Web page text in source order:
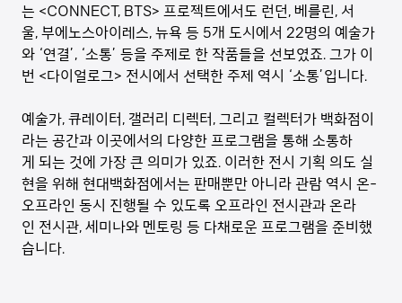
는 <CONNECT, BTS> 프로젝트에서도 런던, 베를린, 서
울, 부에노스아이레스, 뉴욕 등 5개 도시에서 22명의 예술가
와 ‘연결’, ‘소통’ 등을 주제로 한 작품들을 선보였죠. 그가 이
번 <다이얼로그> 전시에서 선택한 주제 역시 ‘소통’입니다.
예술가, 큐레이터, 갤러리 디렉터, 그리고 컬렉터가 백화점이
라는 공간과 이곳에서의 다양한 프로그램을 통해 소통하
게 되는 것에 가장 큰 의미가 있죠. 이러한 전시 기획 의도 실
현을 위해 현대백화점에서는 판매뿐만 아니라 관람 역시 온-
오프라인 동시 진행될 수 있도록 오프라인 전시관과 온라
인 전시관, 세미나와 멘토링 등 다채로운 프로그램을 준비했
습니다.